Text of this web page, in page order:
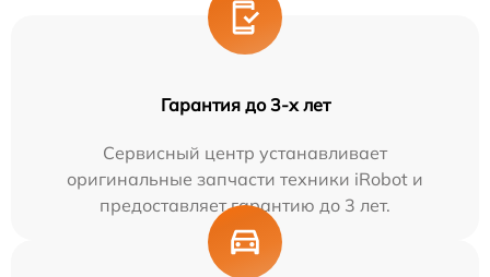
Гарантия до 3-х лет
Сервисный центр устанавливает
оригинальные запчасти техники iRobot и
предоставляет гарантию до 3 лет.